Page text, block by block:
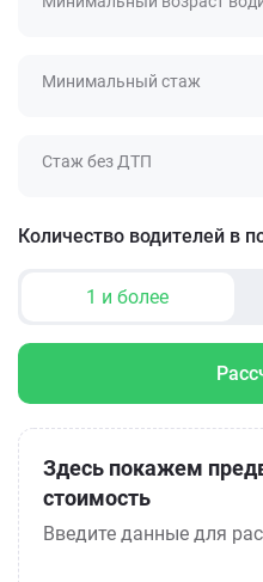
Минимальный стаж
Стаж без ДТП
Количество водителей в
1 и более
Здесь покажем
стоимость
Введите данные для